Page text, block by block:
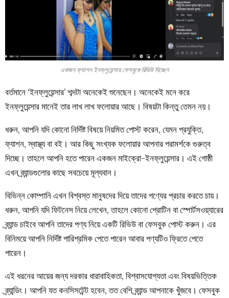
একজন ফ্যাশন ইনফ্লুয়েন্সার ফেসবুকে রিভিউ দিচ্ছেন
বর্তমানে ‘ইনফ্লুয়েন্সার’ শব্দটা অনেকেই শুনেছেন। অনেকেই মনে করে
ইনফ্লুয়েন্সার মানেই তার লাখ লাখ ফলোয়ার আছে। বিষয়টা কিন্তু তেমন নয়।
ধরুন, আপনি যদি কোনো নির্দিষ্ট বিষয়ে নিয়মিত পোস্ট করেন, যেমন প্রযুক্তি,
ফ্যাশন, স্বাস্থ্য বা বই। আর কিছু সংখ্যক ফলোয়ার আপনার পরামর্শকে গুরুত্ব
দিচ্ছে। তাহলে আপনি হতে পারেন একজন মাইক্রো-ইনফ্লুয়েন্সার। এই গোষ্ঠী
এখন ব্র্যান্ডগুলোর কাছে সবচেয়ে মূল্যবান।
বিভিন্ন কোম্পানি এখন বিশ্বস্ত মানুষদের দিয়ে তাদের পণ্যের প্রচার করতে চায়।
ধরুন, আপনি যদি ফিটনেস নিয়ে লেখেন, তাহলে কোনো প্রোটিন বা স্পোর্টসওয়্যারের
ব্র্যান্ড চাইবে আপনি তাদের পণ্য নিয়ে একটি রিভিউ বা ফেসবুক পোস্ট করুন। এর
বিনিময়ে আপনি নির্দিষ্ট পারিশ্রমিক পেতে পারেন আবার পণ্যটিও ফ্রিতে পেতে
পারেন।
এই ধরনের আয়ের জন্য দরকার ধারাবাহিকতা, বিশ্বাসযোগ্যতা এবং বিষয়ভিত্তিক
ব্র্যান্ডিং। আপনি যত কনসিসটেন্ট হবেন, তত বেশি ব্র্যান্ড আপনাকে খুঁজবে। ফেসবুক